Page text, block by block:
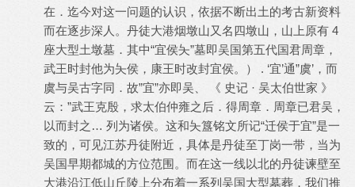
在．迄今对这一问题的认识，依据不断出土的考古新资料
而在逐步深人。丹徒大港烟墩山又名四墩山，山上原有 4
座大型土墩墓．其中“宜侯夨”墓即吴国第五代国君周章，
武王时封他为夨侯，康王时改封宜侯。） . ‘宜’通”虞’，而
虞与吴古字同．故”宜”亦即吴、 《 史记 · 吴太伯世家 》
云：”武王克殷，求太伯仲雍之后．得周章．周章已君吴，
以而封之… 列为诸侯。这和夨簋铭文所记“迁侯于宜”是一
致的，可见江苏丹徒附近，具体是丹徒至丁岗一带，当为
吴国早期都城的方位范围。而在这一线以北的丹徒谏壁至
大港沿江低山丘陵上分布着一系列吴国大型墓葬，我们推